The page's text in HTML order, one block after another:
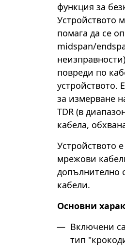
функция за
Устройството
помага да се
midspan/
повреди по
устройството.
за измерване
TDR (в
кабела,
Устройството
мрежови
допълнително
кабели.
Основни
Включени
тип